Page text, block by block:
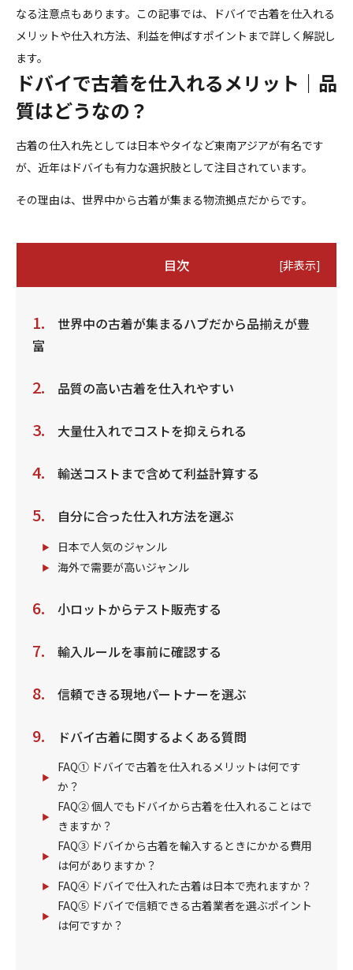
なる注意点もあります。この記事では、ドバイで古着を仕入れる
メリットや仕入れ方法、利益を伸ばすポイントまで詳しく解説し
ます。
ドバイで古着を仕入れるメリット｜品
質はどうなの？
古着の仕入れ先としては日本やタイなど東南アジアが有名です
が、近年はドバイも有力な選択肢として注目されています。
その理由は、世界中から古着が集まる物流拠点だからです。
目次 [非表示]
世界中の古着が集まるハブだから品揃えが豊
富
品質の高い古着を仕入れやすい
大量仕入れでコストを抑えられる
輸送コストまで含めて利益計算する
自分に合った仕入れ方法を選ぶ
日本で人気のジャンル
海外で需要が高いジャンル
小ロットからテスト販売する
輸入ルールを事前に確認する
信頼できる現地パートナーを選ぶ
ドバイ古着に関するよくある質問
FAQ① ドバイで古着を仕入れるメリットは何です
か？
FAQ② 個人でもドバイから古着を仕入れることはで
きますか？
FAQ③ ドバイから古着を輸入するときにかかる費用
は何がありますか？
FAQ④ ドバイで仕入れた古着は日本で売れますか？
FAQ⑤ ドバイで信頼できる古着業者を選ぶポイント
は何ですか？